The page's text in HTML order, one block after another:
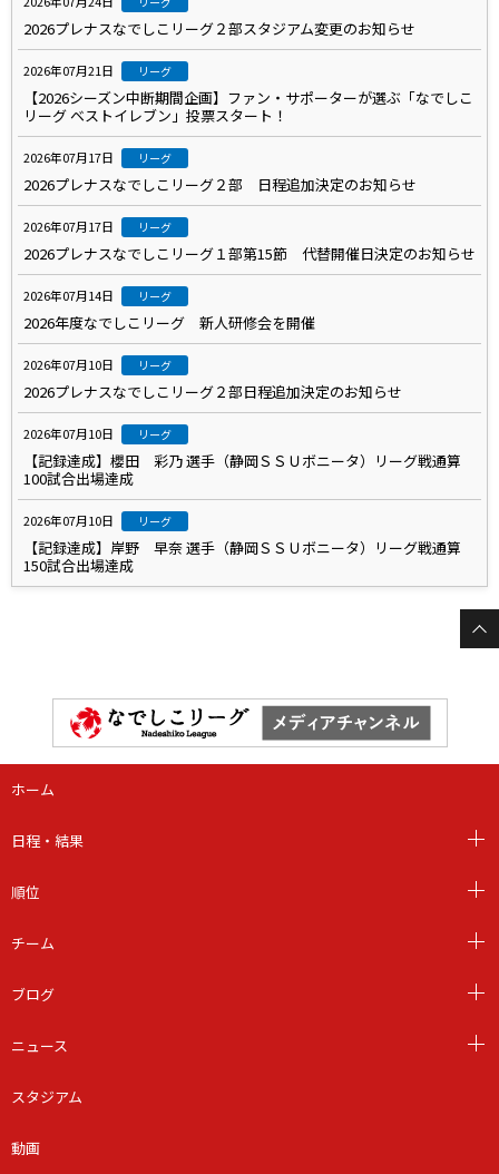
2026プレナスなでしこリーグ２部スタジアム変更のお知らせ
2026年07月21日 リーグ
【2026シーズン中断期間企画】ファン・サポーターが選ぶ「なでしこ
リーグ ベストイレブン」投票スタート！
2026年07月17日 リーグ
2026プレナスなでしこリーグ２部 日程追加決定のお知らせ
2026年07月17日 リーグ
2026プレナスなでしこリーグ１部第15節 代替開催日決定のお知らせ
2026年07月14日 リーグ
2026年度なでしこリーグ 新人研修会を開催
2026年07月10日 リーグ
2026プレナスなでしこリーグ２部日程追加決定のお知らせ
2026年07月10日 リーグ
【記録達成】櫻田 彩乃 選手（静岡ＳＳＵボニータ）リーグ戦通算
100試合出場達成
2026年07月10日 リーグ
【記録達成】岸野 早奈 選手（静岡ＳＳＵボニータ）リーグ戦通算
150試合出場達成
ホーム
日程・結果
順位
チーム
ブログ
ニュース
スタジアム
動画